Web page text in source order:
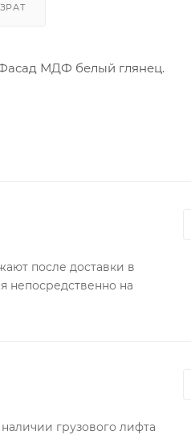
МДФ белый глянец.
после доставки в
непосредственно на
грузового лифта